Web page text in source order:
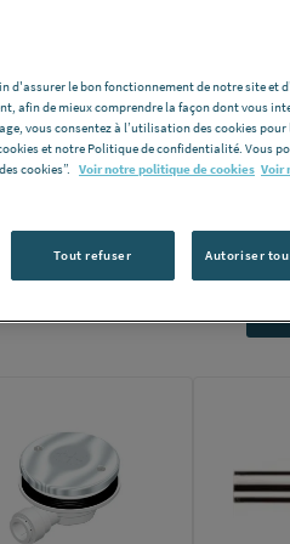
que le siphon est un dispositif de
proprement. RICHARDSON,
un large choix de vidage
biens d'autres encore.
d'assurer le bon fonctionnement de notre site et
afin de mieux comprendre la façon dont vous
vous consentez à l’utilisation des cookies pour
et notre Politique de confidentialité. Vous
cookies”.
Voir notre politique de cookies Voir
Tout refuser Autoriser